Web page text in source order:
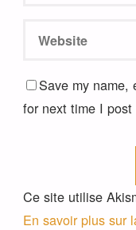
Save my name,
for next time I post
Ce site utilise
En savoir plus sur